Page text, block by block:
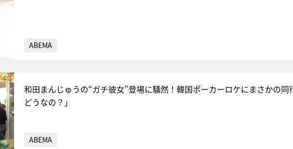
ABEMA
和田まんじゅうの“ガチ彼女”登場に騒然！韓国ポーカーロケにまさかの同
どうなの？」
ABEMA
『アイ＝ラブ！げ